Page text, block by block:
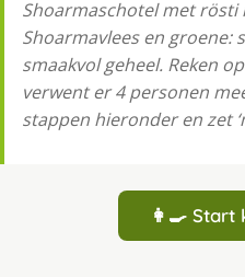
Shoarmaschotel met rösti
Shoarmavlees en groene:
smaakvol geheel. Reken
verwent er 4 personen
stappen hieronder en zet
👩‍🍳 Start